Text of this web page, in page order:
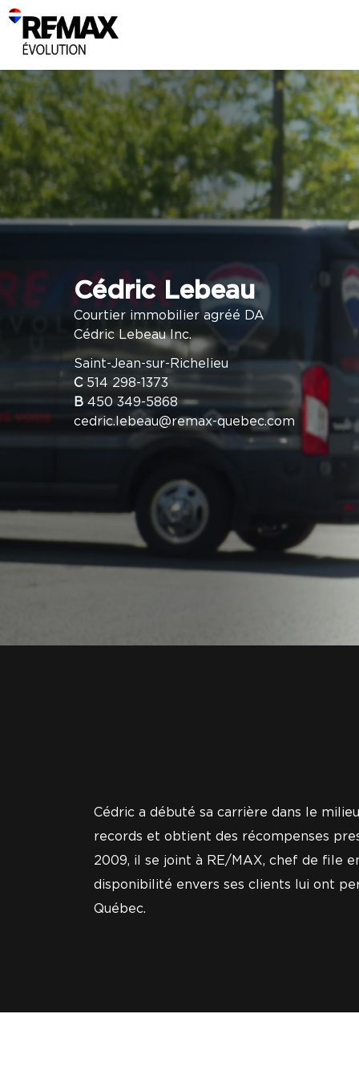
Cédric Lebeau
Courtier immobilier agréé DA
Cédric Lebeau Inc.
Saint-Jean-sur-Richelieu
C 514 298-1373
B 450 349-5868
cedric.lebeau@remax-quebec.com
Cédric a débuté sa carrière dans le
records et obtient des récompenses
2009, il se joint à RE/MAX, chef de file
disponibilité envers ses clients lui ont
Québec.